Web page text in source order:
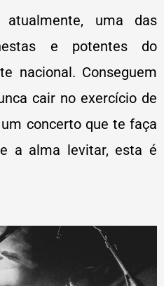
uma das
e potentes do
nacional. Conseguem
cair no exercício de
concerto que te faça
a alma levitar, esta é